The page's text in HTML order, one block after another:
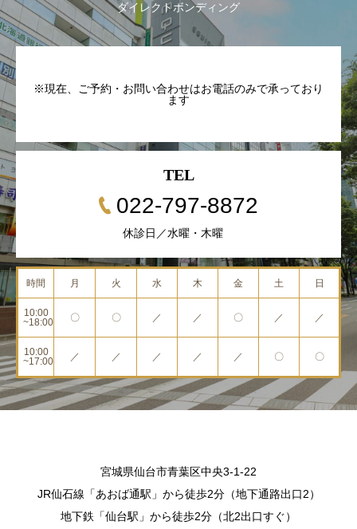
ダイレクトボンディング
TEL
022-797-8872
休診日／水曜・木曜
時間 月 火 水 木 金 土 日
10:00
~18:00
〇 〇 ／ ／ 〇 ／ ／
10:00
~17:00
／ ／ ／ ／ ／ 〇 〇
宮城県仙台市青葉区中央3-1-22
JR仙石線「あおば通駅」から徒歩2分（地下通路出口2）
地下鉄「仙台駅」から徒歩2分（北2出口すぐ）